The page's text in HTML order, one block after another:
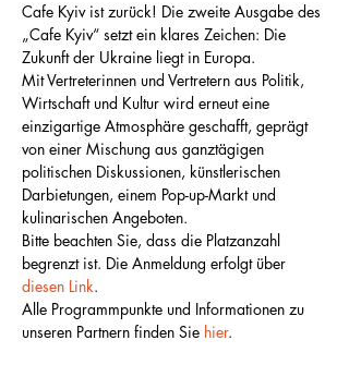
Cafe Kyiv ist zurück! Die zweite Ausgabe des
„Cafe Kyiv“ setzt ein klares Zeichen: Die
Zukunft der Ukraine liegt in Europa.
Mit Vertreterinnen und Vertretern aus Politik,
Wirtschaft und Kultur wird erneut eine
einzigartige Atmosphäre geschafft, geprägt
von einer Mischung aus ganztägigen
politischen Diskussionen, künstlerischen
Darbietungen, einem Pop-up-Markt und
kulinarischen Angeboten.
Bitte beachten Sie, dass die Platzanzahl
begrenzt ist. Die Anmeldung erfolgt über
diesen Link.
Alle Programmpunkte und Informationen zu
unseren Partnern finden Sie hier.